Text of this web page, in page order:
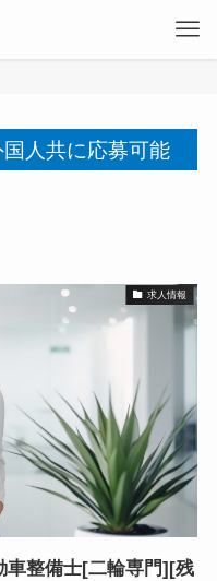
人共に応募可能
求人情報
車整備士[二輪専門][残